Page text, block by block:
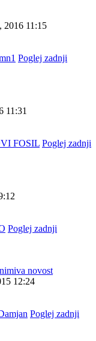
2016 11:15
Poglej zadnji
11:31
FOSIL Poglej zadnji
Poglej zadnji
novost
12:24
Poglej zadnji